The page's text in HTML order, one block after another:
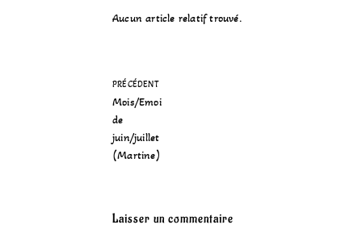
Aucun article relatif trouvé.
PRÉCÉDENT
Mois/Emoi
de
juin/juillet
(Martine)
Laisser un commentaire